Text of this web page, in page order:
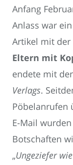
Anfang
Anlass war
Artikel mit der
Eltern mit
endete mit
Verlags.
Pöbelanrufen
E-Mail
Botschaften
„Ungeziefer